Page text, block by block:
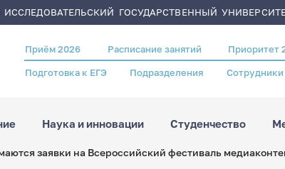
ГОСУДАРСТВЕННЫЙ
Header
menu
Приём 2026 Расписание занятий Приоритет
Подготовка к ЕГЭ Подразделения Сотрудники
Наука и инновации Студенчество
заявки на Всероссийский фестиваль